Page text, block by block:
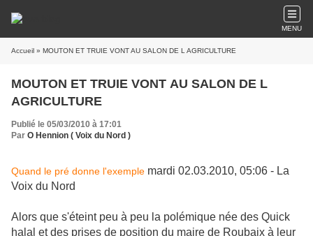
MENU
Accueil » MOUTON ET TRUIE VONT AU SALON DE L AGRICULTURE
MOUTON ET TRUIE VONT AU SALON DE L
AGRICULTURE
Publié le 05/03/2010 à 17:01
Par O Hennion ( Voix du Nord )
Quand le pré donne l'exemple mardi 02.03.2010, 05:06 - La
Voix du Nord
Alors que s'éteint peu à peu la polémique née des Quick
halal et des prises de position du maire de Roubaix à leur